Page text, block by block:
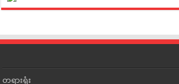
တရားရုံး